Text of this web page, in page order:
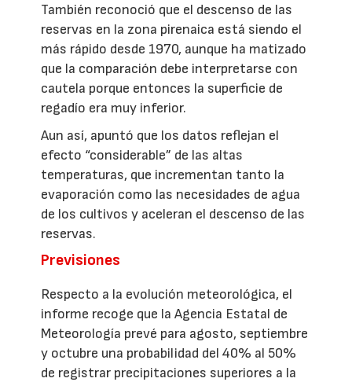
También reconoció que el descenso de las
reservas en la zona pirenaica está siendo el
más rápido desde 1970, aunque ha matizado
que la comparación debe interpretarse con
cautela porque entonces la superficie de
regadío era muy inferior.
Aun así, apuntó que los datos reflejan el
efecto “considerable” de las altas
temperaturas, que incrementan tanto la
evaporación como las necesidades de agua
de los cultivos y aceleran el descenso de las
reservas.
Previsiones
Respecto a la evolución meteorológica, el
informe recoge que la Agencia Estatal de
Meteorología prevé para agosto, septiembre
y octubre una probabilidad del 40% al 50%
de registrar precipitaciones superiores a la